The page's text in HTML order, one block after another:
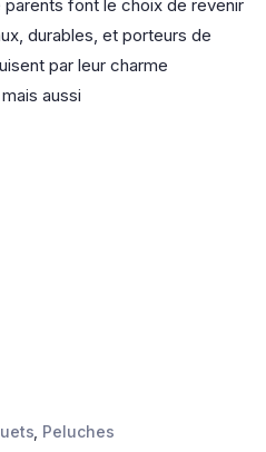
font le choix de revenir
durables, et porteurs de
par leur charme
aussi
Peluches